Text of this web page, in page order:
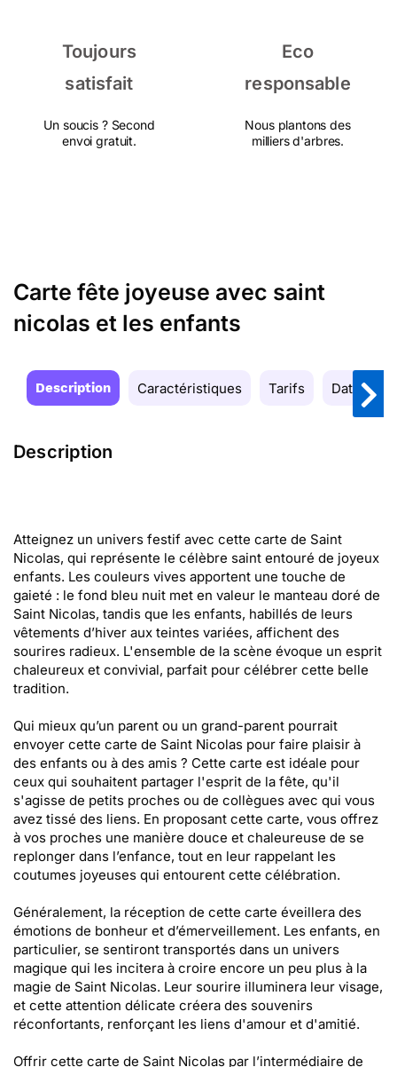
Toujours
satisfait
Un soucis ? Second
envoi gratuit.
Eco
responsable
Nous plantons des
milliers d'arbres.
Carte fête joyeuse avec saint
nicolas et les enfants
Description Caractéristiques Tarifs Date de
Description
Atteignez un univers festif avec cette carte de Saint
Nicolas, qui représente le célèbre saint entouré de joyeux
enfants. Les couleurs vives apportent une touche de
gaieté : le fond bleu nuit met en valeur le manteau doré de
Saint Nicolas, tandis que les enfants, habillés de leurs
vêtements d’hiver aux teintes variées, affichent des
sourires radieux. L'ensemble de la scène évoque un esprit
chaleureux et convivial, parfait pour célébrer cette belle
tradition.
Qui mieux qu’un parent ou un grand-parent pourrait
envoyer cette carte de Saint Nicolas pour faire plaisir à
des enfants ou à des amis ? Cette carte est idéale pour
ceux qui souhaitent partager l'esprit de la fête, qu'il
s'agisse de petits proches ou de collègues avec qui vous
avez tissé des liens. En proposant cette carte, vous offrez
à vos proches une manière douce et chaleureuse de se
replonger dans l’enfance, tout en leur rappelant les
coutumes joyeuses qui entourent cette célébration.
Généralement, la réception de cette carte éveillera des
émotions de bonheur et d’émerveillement. Les enfants, en
particulier, se sentiront transportés dans un univers
magique qui les incitera à croire encore un peu plus à la
magie de Saint Nicolas. Leur sourire illuminera leur visage,
et cette attention délicate créera des souvenirs
réconfortants, renforçant les liens d'amour et d'amitié.
Offrir cette carte de Saint Nicolas par l’intermédiaire de